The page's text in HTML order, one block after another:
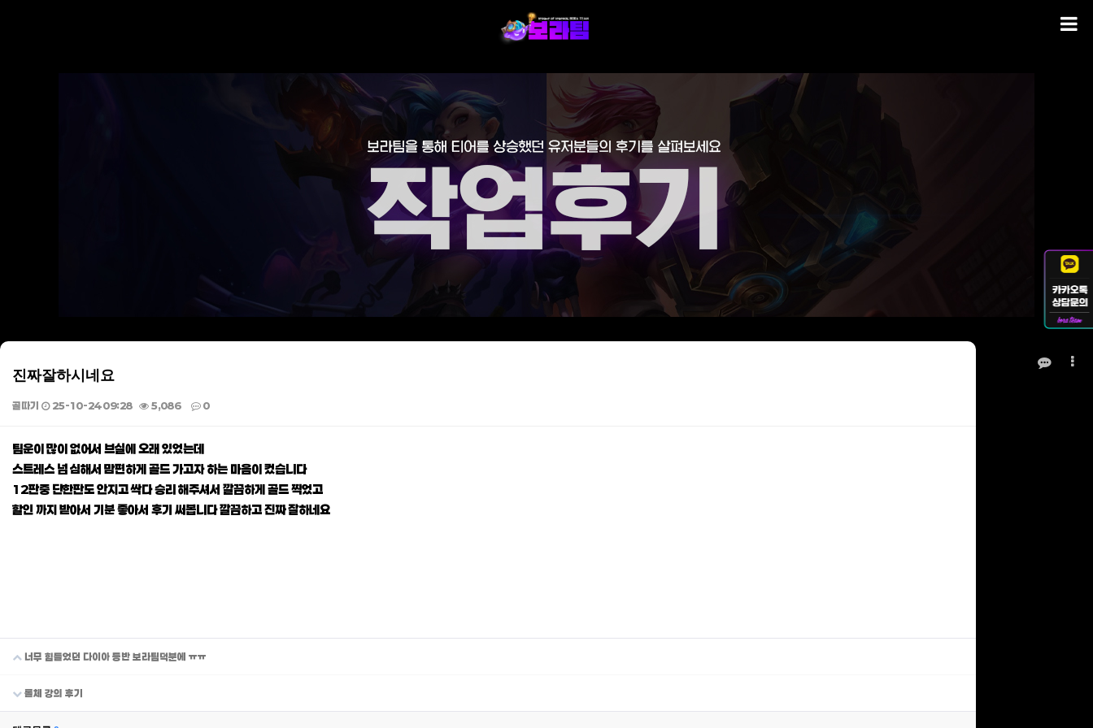
진짜잘하시네요
골따기 25-10-24 09:28 5,086 0
본문
팀운이 많이 없어서 브실에 오래 있었는데
스트레스 넘 심해서 맘편하게 골드 가고자 하는 마음이 컸습니다
12판중 단한판도 안지고 싹다 승리 해주셔서 깔끔하게 골드 찍었고
할인 까지 받아서 기분 좋아서 후기 써봅니다 깔끔하고 진짜 잘하네요
너무 힘들었던 다이아 등반 보라팀덕분에 ㅠㅠ
롤체 강의 후기